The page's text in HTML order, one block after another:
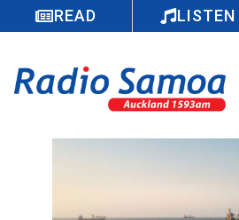
READ LISTEN